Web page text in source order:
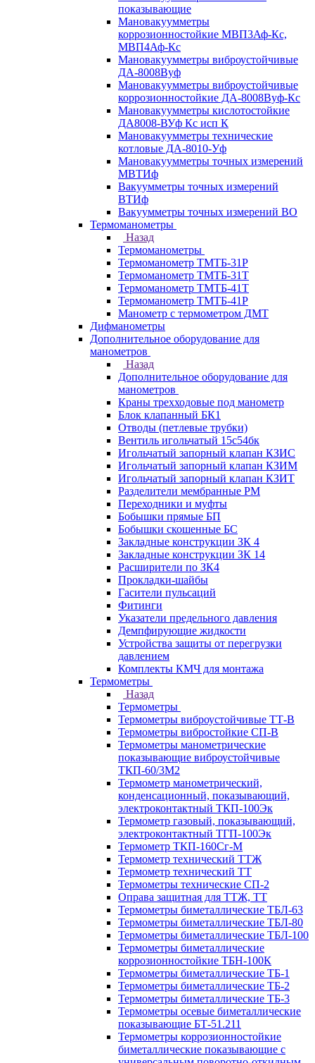
показывающие
Мановакуумметры
коррозионностойкие МВП3Аф-Кс,
МВП4Аф-Кс
Мановакуумметры виброустойчивые
ДА-8008Вуф
Мановакуумметры виброустойчивые
коррозионностойкие ДА-8008Вуф-Кс
Мановакуумметры кислотостойкие
ДА8008-ВУф Кс исп К
Мановакуумметры технические
котловые ДА-8010-Уф
Мановакуумметры точных измерений
МВТИф
Вакуумметры точных измерений
ВТИф
Вакуумметры точных измерений ВО
Термоманометры
Назад
Термоманометры
Термоманометр ТМТБ-31Р
Термоманометр ТМТБ-31Т
Термоманометр ТМТБ-41Т
Термоманометр ТМТБ-41Р
Манометр с термометром ДМТ
Дифманометры
Дополнительное оборудование для
манометров
Назад
Дополнительное оборудование для
манометров
Краны трехходовые под манометр
Блок клапанный БК1
Отводы (петлевые трубки)
Вентиль игольчатый 15с54бк
Игольчатый запорный клапан КЗИС
Игольчатый запорный клапан КЗИМ
Игольчатый запорный клапан КЗИТ
Разделители мембранные РМ
Переходники и муфты
Бобышки прямые БП
Бобышки скошенные БС
Закладные конструкции ЗК 4
Закладные конструкции ЗК 14
Расширители по ЗК4
Прокладки-шайбы
Гасители пульсаций
Фитинги
Указатели предельного давления
Демпфирующие жидкости
Устройства защиты от перегрузки
давлением
Комплекты КМЧ для монтажа
Термометры
Назад
Термометры
Термометры виброустойчивые ТТ-В
Термометры вибростойкие СП-В
Термометры манометрические
показывающие виброустойчивые
ТКП-60/3М2
Термометр манометрический,
конденсационный, показывающий,
электроконтактный ТКП-100Эк
Термометр газовый, показывающий,
электроконтактный ТГП-100Эк
Термометр ТКП-160Сг-М
Термометр технический ТТЖ
Термометр технический ТТ
Термометры технические СП-2
Оправа защитная для ТТЖ, ТТ
Термометры биметаллические ТБЛ-63
Термометры биметаллические ТБЛ-80
Термометры биметаллические ТБЛ-100
Термометры биметаллические
коррозионностойкие ТБН-100К
Термометры биметаллические ТБ-1
Термометры биметаллические ТБ-2
Термометры биметаллические ТБ-3
Термометры осевые биметаллические
показывающие БТ-51.211
Термометры коррозионностойкие
биметаллические показывающие с